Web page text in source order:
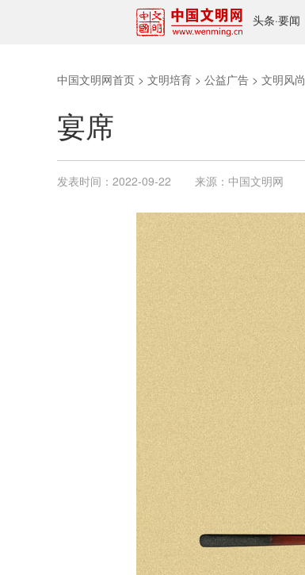
头条·要闻
中国文明网首页 > 文明培育 > 公益广告 > 文明风尚
宴席
发表时间： 2022-09-22 来源： 中国文明网